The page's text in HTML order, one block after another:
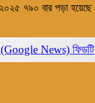
৭৯০ বার পড়া হয়েছে
News) ফিডটি